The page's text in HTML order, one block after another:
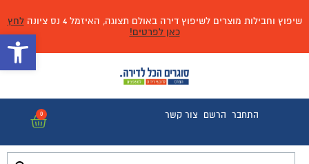
שיפוץ וחבילות מוצרים לשיפוץ דירה באולם תצוגה, האיזמל 4 נס ציונה
לחץ
כאן לפרטים!
התחבר הרשם צור קשר 0